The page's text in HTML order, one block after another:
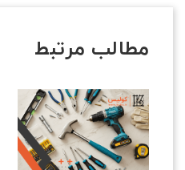
مطالب مرتبط